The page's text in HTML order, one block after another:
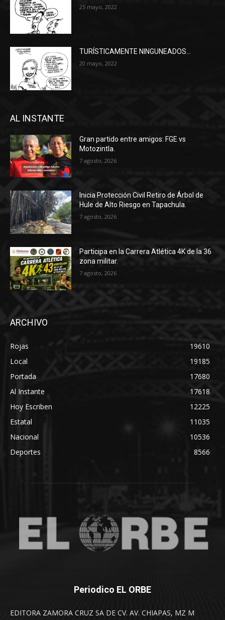
25 mayo, 2022
TURÍSTICAMENTE NINGUNEADOS…
20 mayo, 2022
AL INSTANTE
Gran partido entre amigos: FGE vs
Motozintla.
7 agosto, 2026
Inicia Protección Civil Retiro de Árbol de
Hule de Alto Riesgo en Tapachula.
7 agosto, 2026
Participa en la Carrera Atlética 4K de la 36
zona militar.
7 agosto, 2026
ARCHIVO
Rojas
19610
Local
19185
Portada
17680
Al Instante
17618
Hoy Escriben
12225
Estatal
11035
Nacional
10536
Deportes
8566
Periodico EL ORBE
EDITORA ZAMORA CRUZ SA DE CV. AV. CHIAPAS, MZ M